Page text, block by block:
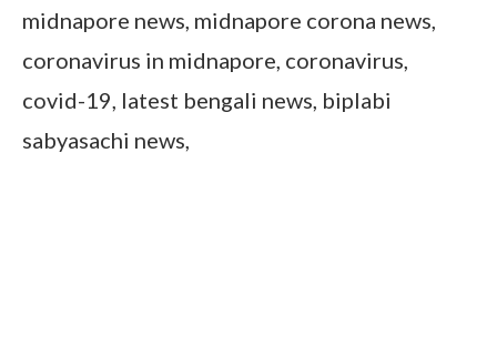
midnapore news, midnapore corona news,
coronavirus in midnapore, coronavirus,
covid-19, latest bengali news, biplabi
sabyasachi news,